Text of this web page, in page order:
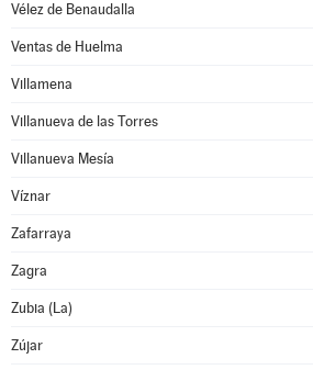
Vélez de Benaudalla
Ventas de Huelma
Villamena
Villanueva de las Torres
Villanueva Mesía
Víznar
Zafarraya
Zagra
Zubia (La)
Zújar